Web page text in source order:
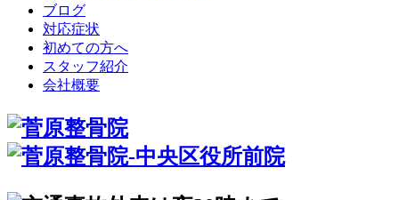
ブログ
対応症状
初めての方へ
スタッフ紹介
会社概要